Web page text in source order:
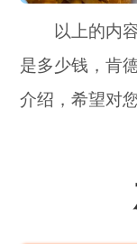
以上的内容
是多少钱，肯
介绍，希望对